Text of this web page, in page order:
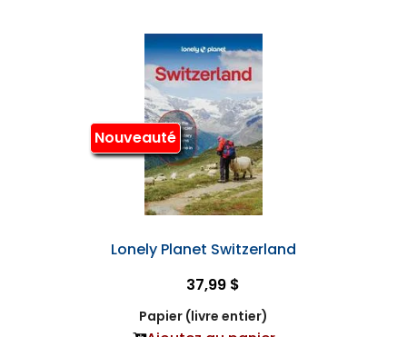
Nouveauté
Lonely Planet Switzerland
37,99 $
Papier (livre entier)